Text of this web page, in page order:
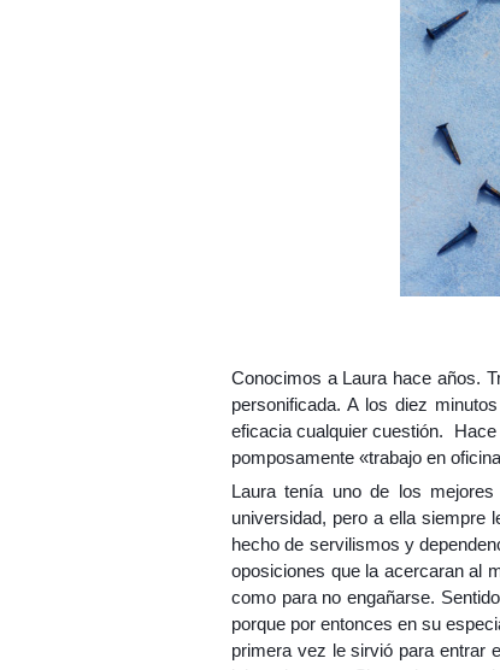
Conocimos a Laura hace años.
personificada. A los diez
eficacia cualquier cuestión.
pomposamente «trabajo en
Laura tenía uno de los
universidad, pero a ella siempre
hecho de servilismos y
oposiciones que la acercaran al
como para no engañarse.
porque por entonces en su
primera vez le sirvió para entrar